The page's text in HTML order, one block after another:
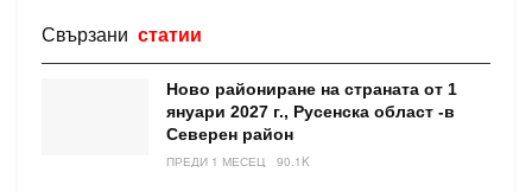
Свързани статии
Ново райониране на страната от 1
януари 2027 г., Русенска област -в
Северен район
ПРЕДИ 1 МЕСЕЦ 90.1K